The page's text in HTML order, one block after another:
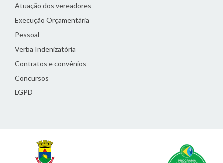
Atuação dos vereadores
Execução Orçamentária
Pessoal
Verba Indenizatória
Contratos e convênios
Concursos
LGPD